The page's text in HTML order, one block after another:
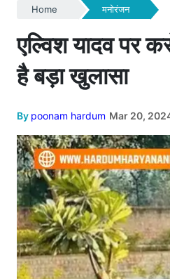
Home मनोरंजन
एल्विश यादव पर
है बड़ा खुलासा
By poonam hardum Mar 20,